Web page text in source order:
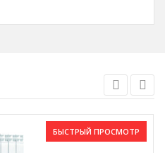
БЫСТРЫЙ ПРОСМОТР